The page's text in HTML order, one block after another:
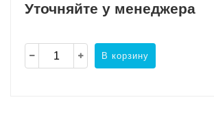
Уточняйте у менеджера
В корзину